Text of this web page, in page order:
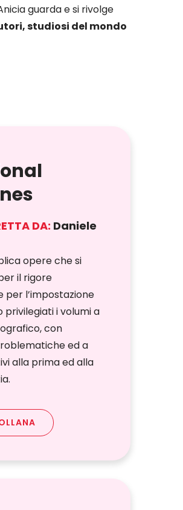
guarda e si rivolge
studiosi del mondo
DA: Daniele
opere che si
il rigore
per l’impostazione
privilegiati i volumi a
con
ed a
alla prima ed alla